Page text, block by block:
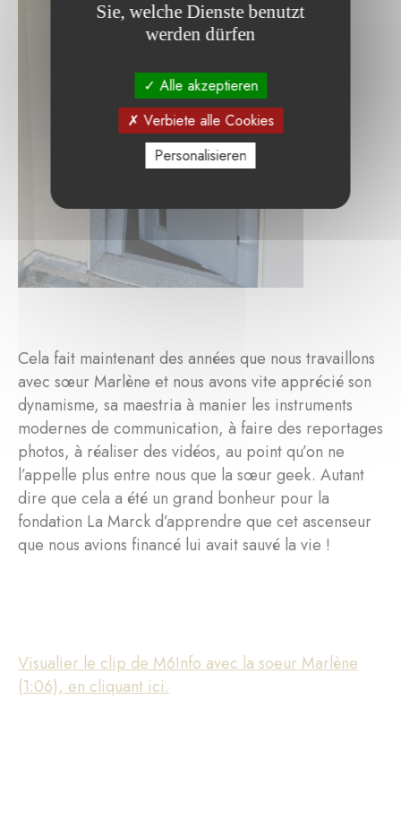
Cela fait maintenant des années que nous travaillons
avec sœur Marlène et nous avons vite apprécié son
dynamisme, sa maestria à manier les instruments
modernes de communication, à faire des reportages
photos, à réaliser des vidéos, au point qu’on ne
l’appelle plus entre nous que la sœur geek. Autant
dire que cela a été un grand bonheur pour la
fondation La Marck d’apprendre que cet ascenseur
que nous avions financé lui avait sauvé la vie !
Visualier le clip de M6Info avec la soeur Marlène
(1:06), en cliquant ici.
Sie, welche Dienste benutzt
werden dürfen
Alle akzeptieren
Verbiete alle Cookies
Personalisieren